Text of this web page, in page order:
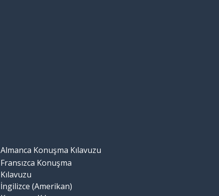
Almanca Konuşma Kılavuzu
Fransızca Konuşma
Kılavuzu
İngilizce (Amerikan)